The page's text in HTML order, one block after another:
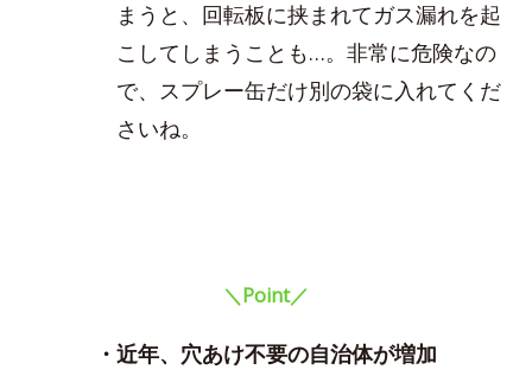
まうと、回転板に挟まれてガス漏れを起
こしてしまうことも…。非常に危険なの
で、スプレー缶だけ別の袋に入れてくだ
さいね。
＼Point／
・近年、穴あけ不要の自治体が増加